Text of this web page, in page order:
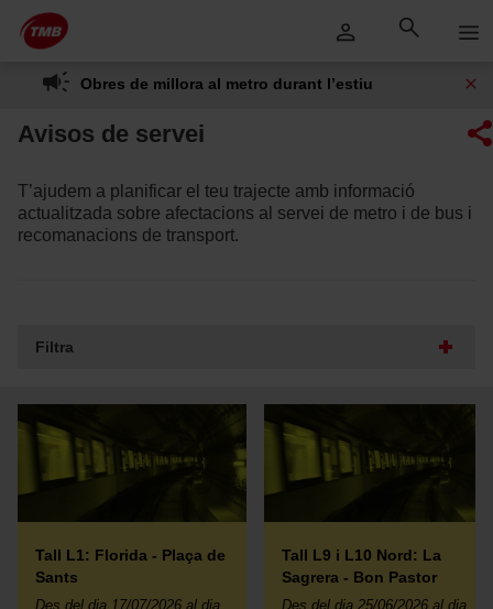
Salta al contingut principal
Saltar
al
contingut
Obres de millora al metro durant l’estiu
Avisos de servei
T’ajudem a planificar el teu trajecte amb informació
actualitzada sobre afectacions al servei de metro i de bus i
recomanacions de transport.
Filtra
Tall L1: Florida - Plaça de
Sants
Des del dia 17/07/2026 al dia
Tall L9 i L10 Nord: La
Sagrera - Bon Pastor
Des del dia 25/06/2026 al dia